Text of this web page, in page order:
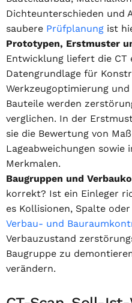
Dichteunterschieden und
saubere Prüfplanung ist
Prototypen, Erstmuster
Entwicklung liefert die CT
Datengrundlage für
Werkzeugoptimierung
Bauteile werden
verglichen. In der
sie die Bewertung von
Lageabweichungen sowie
Merkmalen.
Baugruppen und
korrekt? Ist ein Einleger
es Kollisionen, Spalte
Verbau- und
Verbauzustand
Baugruppe zu
verändern.